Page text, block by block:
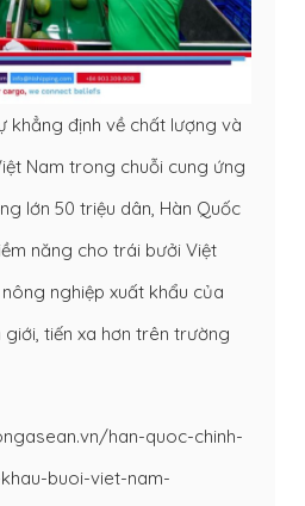
định về chất lượng và
Nam trong chuỗi cung ứng
lớn 50 triệu dân, Hàn Quốc
năng cho trái bưởi Việt
nghiệp xuất khẩu của
tiến xa hơn trên trường
han-quoc-chinh-
buoi-viet-nam-